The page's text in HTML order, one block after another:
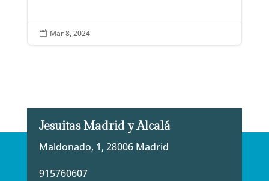
 Mar 8, 2024
Jesuitas Madrid y Alcalá
Maldonado, 1, 28006 Madrid
915760607